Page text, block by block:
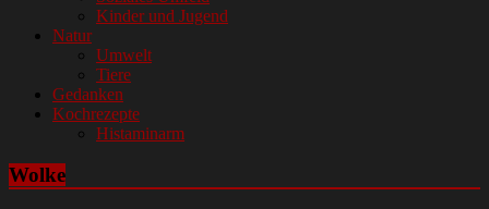
Kinder und Jugend
Natur
Umwelt
Tiere
Gedanken
Kochrezepte
Histaminarm
Wolke